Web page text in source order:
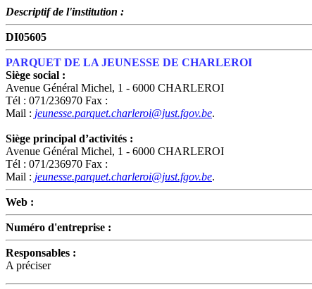
Descriptif de l'institution :
DI05605
PARQUET DE LA JEUNESSE DE CHARLEROI
Siège social :
Avenue Général Michel, 1 - 6000 CHARLEROI
Tél : 071/236970 Fax :
Mail : jeunesse.parquet.charleroi@just.fgov.be.
Siège principal d’activités :
Avenue Général Michel, 1 - 6000 CHARLEROI
Tél : 071/236970 Fax :
Mail : jeunesse.parquet.charleroi@just.fgov.be.
Web :
Numéro d'entreprise :
Responsables :
A préciser